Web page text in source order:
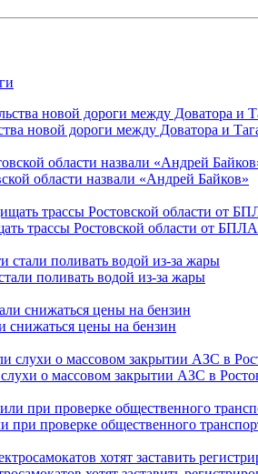
новой дороги между Доватора и
области назвали «Андрей Байков»
трассы Ростовской области от
поливать водой из-за жары
снижаться цены на бензин
о массовом закрытии АЗС в
проверке общественного